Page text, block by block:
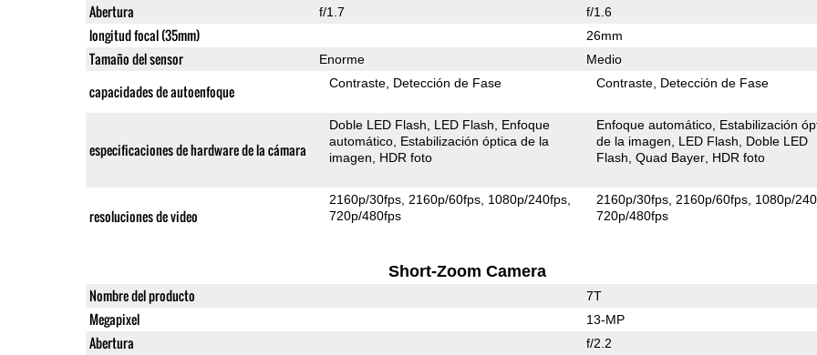
Abertura f/1.7 f/1.6
longitud focal (35mm) 26mm
Tamaño del sensor Enorme Medio
capacidades de autoenfoque Contraste Detección de Fase Contraste Detección de Fase
especificaciones de hardware de la cámara
Doble LED Flash LED Flash
Enfoque
automático Estabilización óptica de la
imagen
HDR foto
Enfoque automático Estabilización
de la imagen
LED Flash
Doble LED
Flash Quad Bayer HDR foto
resoluciones de video
2160p/30fps 2160p/60fps 1080p/240fps
720p/480fps
2160p/30fps 2160p/60fps 1080p/
720p/480fps
Short-Zoom Camera
Nombre del producto 7T
Megapixel 13-MP
Abertura f/2.2